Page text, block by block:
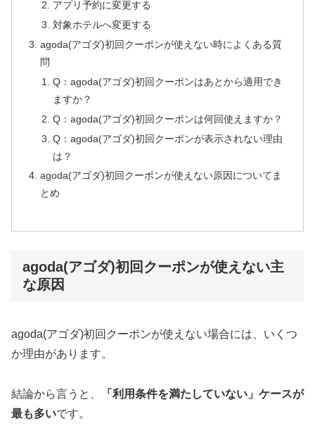
アプリ予約に変更する
対象ホテルへ変更する
agoda(アゴダ)初回クーポンが使えない時によくある質
問
Q：agoda(アゴダ)初回クーポンはあとから適用でき
ますか？
Q：agoda(アゴダ)初回クーポンは何回使えますか？
Q：agoda(アゴダ)初回クーポンが表示されない理由
は？
agoda(アゴダ)初回クーポンが使えない原因についてま
とめ
agoda(アゴダ)初回クーポンが使えない主
な原因
agoda(アゴダ)初回クーポンが使えない場合には、いくつ
か理由があります。
結論から言うと、
「利用条件を満たしていない」ケースが
最も多いです。